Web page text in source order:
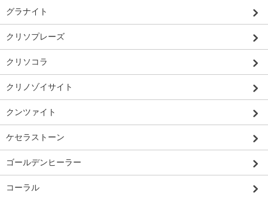
グラナイト
クリソプレーズ
クリソコラ
クリノゾイサイト
クンツァイト
ケセラストーン
ゴールデンヒーラー
コーラル